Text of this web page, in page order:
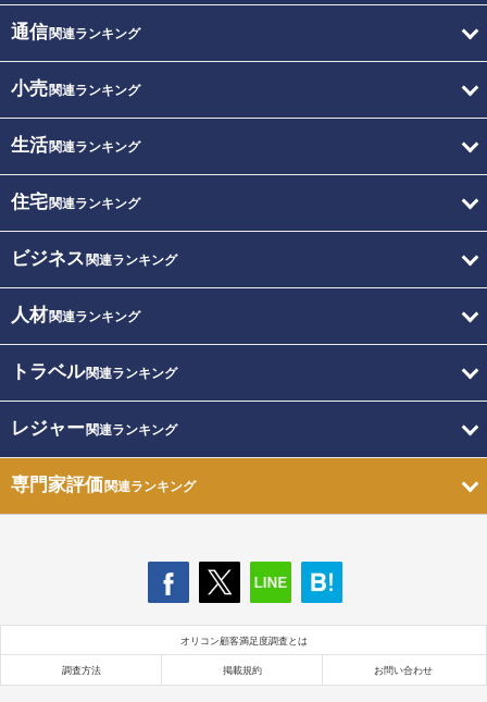
通信関連ランキング
小売関連ランキング
生活関連ランキング
住宅関連ランキング
ビジネス 関連ランキング
人材関連ランキング
トラベル関連ランキング
レジャー関連ランキング
専門家評価関連ランキング
オリコン顧客満足度調査とは
調査方法 掲載規約 お問い合わせ